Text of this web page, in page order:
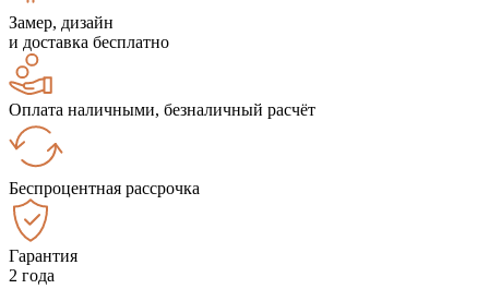
Замер, дизайн
и доставка бесплатно
Оплата наличными, безналичный расчёт
Беспроцентная рассрочка
Гарантия
2 года